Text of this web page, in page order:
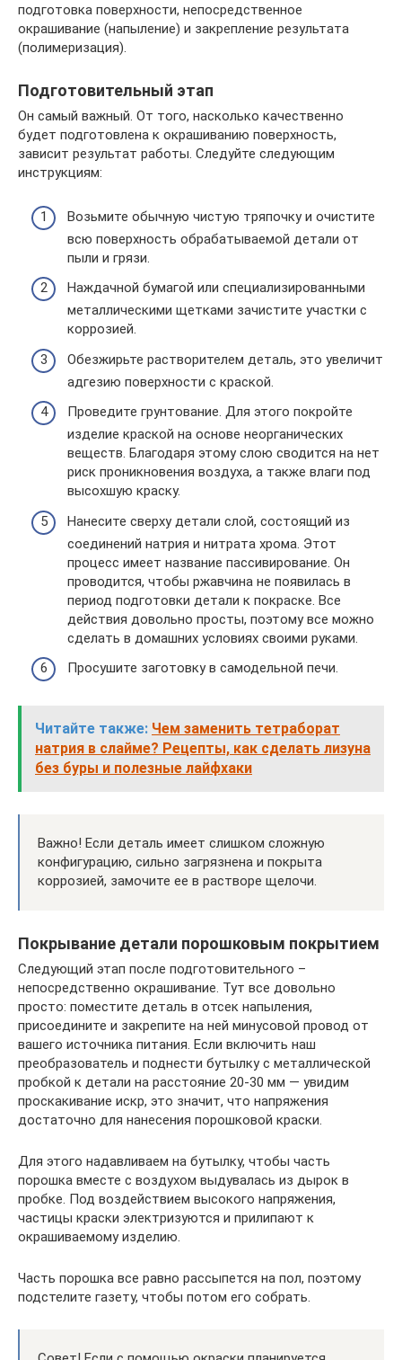
подготовка поверхности, непосредственное
окрашивание (напыление) и закрепление результата
(полимеризация).
Подготовительный этап
Он самый важный. От того, насколько качественно
будет подготовлена к окрашиванию поверхность,
зависит результат работы. Следуйте следующим
инструкциям:
Возьмите обычную чистую тряпочку и очистите
всю поверхность обрабатываемой детали от
пыли и грязи.
Наждачной бумагой или специализированными
металлическими щетками зачистите участки с
коррозией.
Обезжирьте растворителем деталь, это увеличит
адгезию поверхности с краской.
Проведите грунтование. Для этого покройте
изделие краской на основе неорганических
веществ. Благодаря этому слою сводится на нет
риск проникновения воздуха, а также влаги под
высохшую краску.
Нанесите сверху детали слой, состоящий из
соединений натрия и нитрата хрома. Этот
процесс имеет название пассивирование. Он
проводится, чтобы ржавчина не появилась в
период подготовки детали к покраске. Все
действия довольно просты, поэтому все можно
сделать в домашних условиях своими руками.
Просушите заготовку в самодельной печи.
Читайте также: Чем заменить тетраборат
натрия в слайме? Рецепты, как сделать лизуна
без буры и полезные лайфхаки
Важно! Если деталь имеет слишком сложную
конфигурацию, сильно загрязнена и покрыта
коррозией, замочите ее в растворе щелочи.
Покрывание детали порошковым покрытием
Следующий этап после подготовительного –
непосредственно окрашивание. Тут все довольно
просто: поместите деталь в отсек напыления,
присоедините и закрепите на ней минусовой провод от
вашего источника питания. Если включить наш
преобразователь и поднести бутылку с металлической
пробкой к детали на расстояние 20-30 мм — увидим
проскакивание искр, это значит, что напряжения
достаточно для нанесения порошковой краски.
Для этого надавливаем на бутылку, чтобы часть
порошка вместе с воздухом выдувалась из дырок в
пробке. Под воздействием высокого напряжения,
частицы краски электризуются и прилипают к
окрашиваемому изделию.
Часть порошка все равно рассыпется на пол, поэтому
подстелите газету, чтобы потом его собрать.